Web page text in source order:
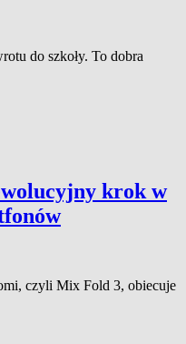
do szkoły. To dobra
krok w
czyli Mix Fold 3, obiecuje